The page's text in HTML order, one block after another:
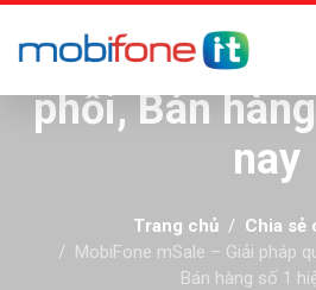
pháp quản lý
phối, Bán
nay
Trang chủ
Chia sẻ
MobiFone mSale – Giải pháp
Bán hàng số 1